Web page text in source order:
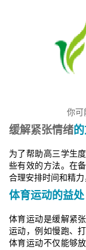
你可
缓解紧张情绪
为了帮助高三学生
些有效的方法。在
合理安排时间和精力
体育运动的益处
体育运动是缓解紧张
运动，例如慢跑、
体育运动不仅能够